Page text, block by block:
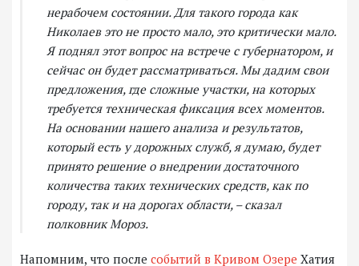
нерабочем состоянии. Для такого города как
Николаев это не просто мало, это критически мало.
Я поднял этот вопрос на встрече с губернатором, и
сейчас он будет рассматриваться. Мы дадим свои
предложения, где сложные участки, на которых
требуется техническая фиксация всех моментов.
На основании нашего анализа и результатов,
который есть у дорожных служб, я думаю, будет
принято решение о внедрении достаточного
количества таких технических средств, как по
городу, так и на дорогах области, – сказал
полковник Мороз.
Напомним, что после событий в Кривом Озере Хатия